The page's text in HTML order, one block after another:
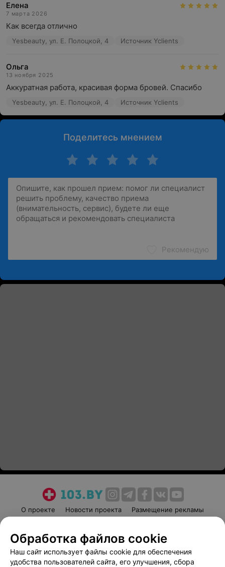
Елена
7 марта 2026
Как всегда отлично
Yesbeauty, ул. Е. Полоцкой, 4 Источник Yclients
Ольга
13 ноября 2025
Аккуратная работа, красивая форма бровей. Спасибо
Yesbeauty, ул. Е. Полоцкой, 4 Источник Yclients
Поделитесь мнением
Рекомендую
О проекте Новости проекта
Размещение рекламы
Пользовательское соглашение
Способы оплаты
Вакансии
Партнеры
Обработка файлов cookie
Наш сайт использует файлы cookie для обеспечения
удобства пользователей сайта, его улучшения, сбора